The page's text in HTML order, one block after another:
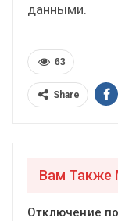
данными.
63
Share
Вам Также
Отключение